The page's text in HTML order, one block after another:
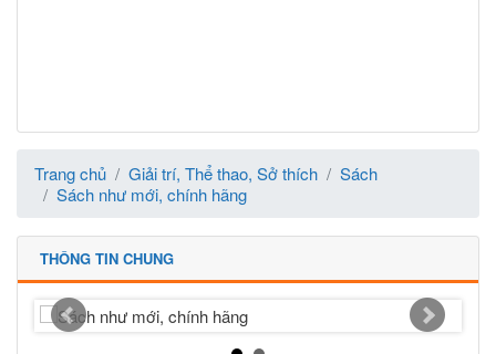
Trang chủ Giải trí, Thể thao, Sở thích
Sách
Sách như mới, chính hãng
THÔNG TIN CHUNG